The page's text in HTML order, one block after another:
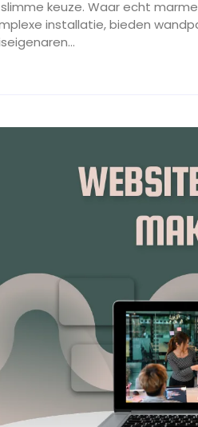
keuze. Waar echt
installatie, bieden